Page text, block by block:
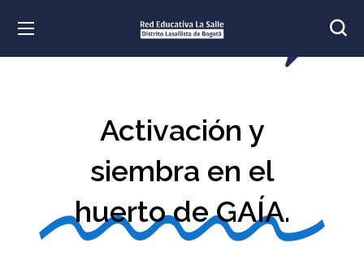
Activación y
siembra en el
huerto de GAÍA.​